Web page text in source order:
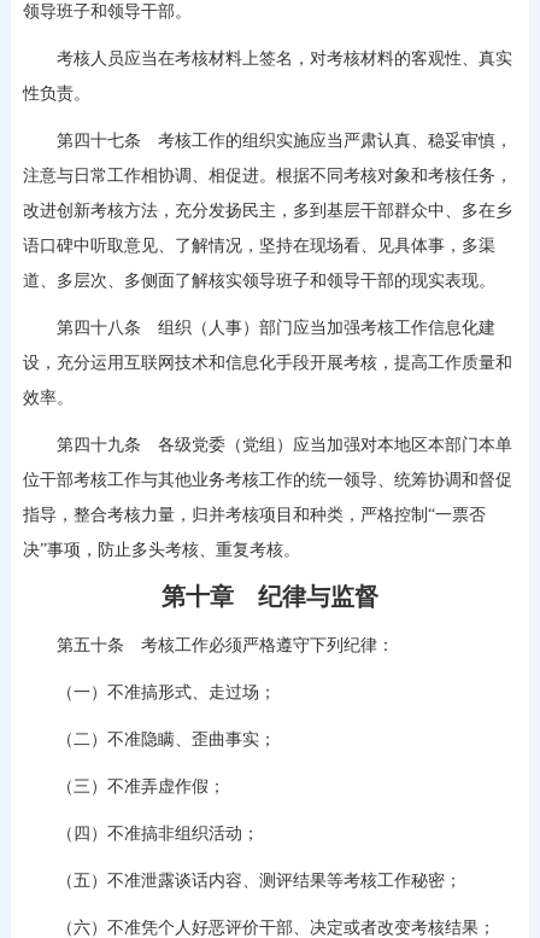
领导班子和领导干部。
考核人员应当在考核材料上签名，对考核材料的客观性、真实
性负责。
第四十七条 考核工作的组织实施应当严肃认真、稳妥审慎，
注意与日常工作相协调、相促进。根据不同考核对象和考核任务，
改进创新考核方法，充分发扬民主，多到基层干部群众中、多在乡
语口碑中听取意见、了解情况，坚持在现场看、见具体事，多渠
道、多层次、多侧面了解核实领导班子和领导干部的现实表现。
第四十八条 组织（人事）部门应当加强考核工作信息化建
设，充分运用互联网技术和信息化手段开展考核，提高工作质量和
效率。
第四十九条 各级党委（党组）应当加强对本地区本部门本单
位干部考核工作与其他业务考核工作的统一领导、统筹协调和督促
指导，整合考核力量，归并考核项目和种类，严格控制“一票否
决”事项，防止多头考核、重复考核。
第十章 纪律与监督
第五十条 考核工作必须严格遵守下列纪律：
（一）不准搞形式、走过场；
（二）不准隐瞒、歪曲事实；
（三）不准弄虚作假；
（四）不准搞非组织活动；
（五）不准泄露谈话内容、测评结果等考核工作秘密；
（六）不准凭个人好恶评价干部、决定或者改变考核结果；